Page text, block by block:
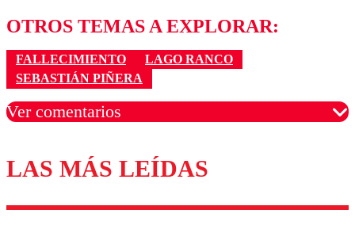
OTROS TEMAS A EXPLORAR:
FALLECIMIENTO
LAGO RANCO
SEBASTIÁN PIÑERA
Ver comentarios
Los comentarios son moderados para garantizar un
diálogo respetuoso.
Nombre
LAS MÁS LEÍDAS